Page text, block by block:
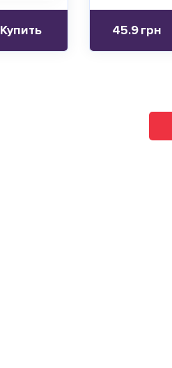
Купить 45.9 грн